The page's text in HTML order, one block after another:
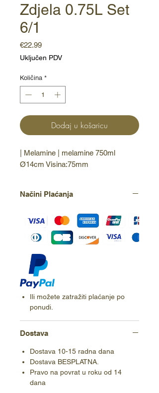
Zdjela 0.75L Set
6/1
€22.99Cijena
Uključen PDV
Količina *
Dodaj u košaricu
| Melamine | melamine 750ml
Ø14cm Visina:75mm
Načini Plaćanja
Ili možete zatražiti plaćanje po
ponudi.
Dostava
Dostava 10-15 radna dana
Dostava BESPLATNA.
Pravo na povrat u roku od 14
dana